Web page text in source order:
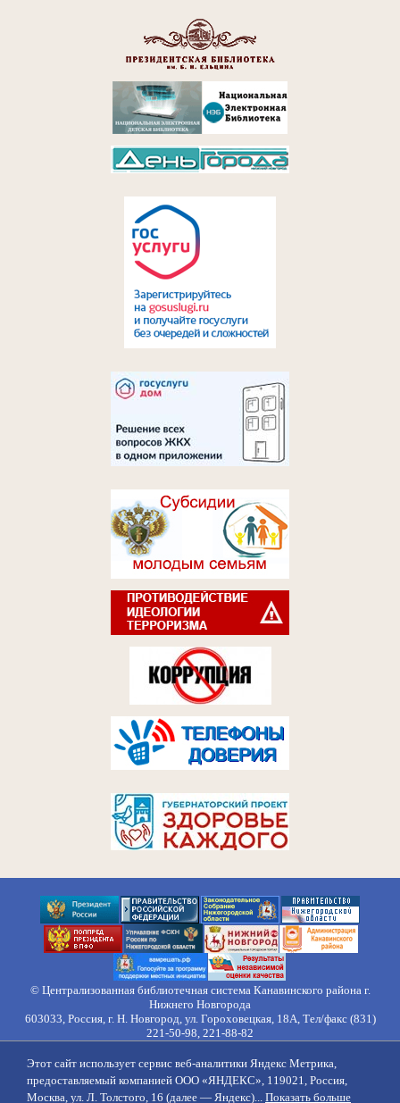
© Централизованная библиотечная система Канавинского района г.
Нижнего Новгорода
603033, Россия, г. Н. Новгород, ул. Гороховецкая, 18А, Тел/факс (831)
221-50-98, 221-88-82
Контакты Противодействие коррупции
Противодействие
идеологии терроризма
Напишите нам
Этот сайт использует сервис веб-аналитики Яндекс Метрика,
предоставляемый компанией ООО «ЯНДЕКС», 119021, Россия,
Москва, ул. Л. Толстого, 16 (далее — Яндекс)... Показать больше